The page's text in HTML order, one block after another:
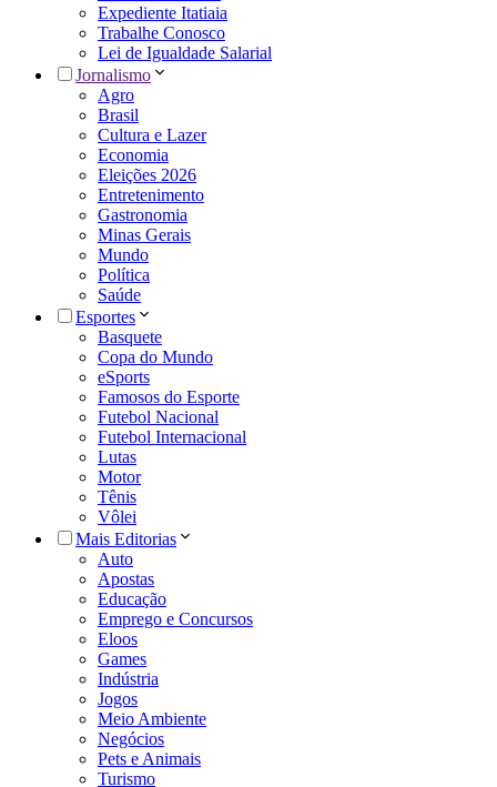
Expediente Itatiaia
Trabalhe Conosco
Lei de Igualdade Salarial
Jornalismo
Agro
Brasil
Cultura e Lazer
Economia
Eleições 2026
Entretenimento
Gastronomia
Minas Gerais
Mundo
Política
Saúde
Esportes
Basquete
Copa do Mundo
eSports
Famosos do Esporte
Futebol Nacional
Futebol Internacional
Lutas
Motor
Tênis
Vôlei
Mais Editorias
Auto
Apostas
Educação
Emprego e Concursos
Eloos
Games
Indústria
Jogos
Meio Ambiente
Negócios
Pets e Animais
Turismo